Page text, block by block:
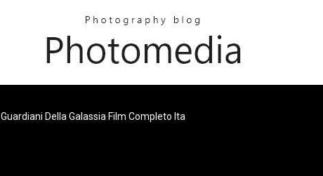
I Guardiani Della Galassia Film Completo Ita